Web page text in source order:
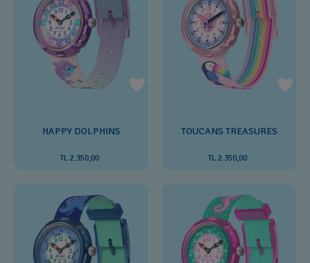
HAPPY DOLPHINS
TL 2.350,00
TOUCANS TREASURES
TL 2.350,00